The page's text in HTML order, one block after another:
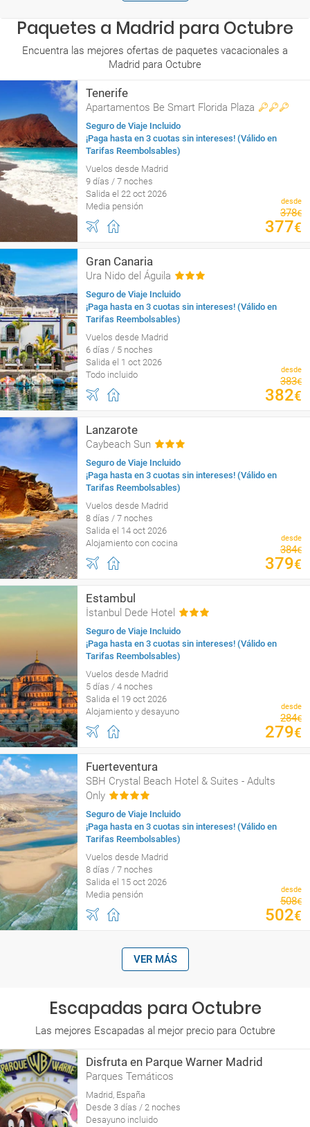
Paquetes a Madrid para Octubre
Encuentra las mejores ofertas de paquetes vacacionales a
Madrid para Octubre
Tenerife
Apartamentos Be Smart Florida Plaza
Seguro de Viaje Incluido
¡Paga hasta en 3 cuotas sin intereses! (Válido en
Tarifas Reembolsables)
Vuelos desde Madrid
9 días / 7 noches
Salida el 22 oct 2026
Media pensión
desde
378€
377€
Gran Canaria
Ura Nido del Águila
Seguro de Viaje Incluido
¡Paga hasta en 3 cuotas sin intereses! (Válido en
Tarifas Reembolsables)
Vuelos desde Madrid
6 días / 5 noches
Salida el 1 oct 2026
Todo incluido
desde
383€
382€
Lanzarote
Caybeach Sun
Seguro de Viaje Incluido
¡Paga hasta en 3 cuotas sin intereses! (Válido en
Tarifas Reembolsables)
Vuelos desde Madrid
8 días / 7 noches
Salida el 14 oct 2026
Alojamiento con cocina
desde
384€
379€
Estambul
İstanbul Dede Hotel
Seguro de Viaje Incluido
¡Paga hasta en 3 cuotas sin intereses! (Válido en
Tarifas Reembolsables)
Vuelos desde Madrid
5 días / 4 noches
Salida el 19 oct 2026
Alojamiento y desayuno
desde
284€
279€
Fuerteventura
SBH Crystal Beach Hotel & Suites - Adults
Only
Seguro de Viaje Incluido
¡Paga hasta en 3 cuotas sin intereses! (Válido en
Tarifas Reembolsables)
Vuelos desde Madrid
8 días / 7 noches
Salida el 15 oct 2026
Media pensión
desde
508€
502€
VER MÁS
Escapadas para Octubre
Las mejores Escapadas al mejor precio para Octubre
Disfruta en Parque Warner Madrid
Parques Temáticos
Madrid, España
Desde 3 días / 2 noches
Desayuno incluido